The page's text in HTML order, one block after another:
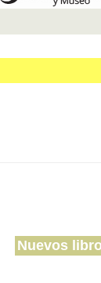
Nuevos